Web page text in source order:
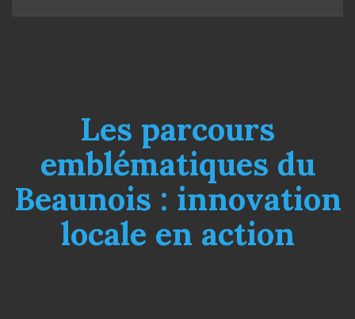
Les parcours
emblématiques du
Beaunois : innovation
locale en action